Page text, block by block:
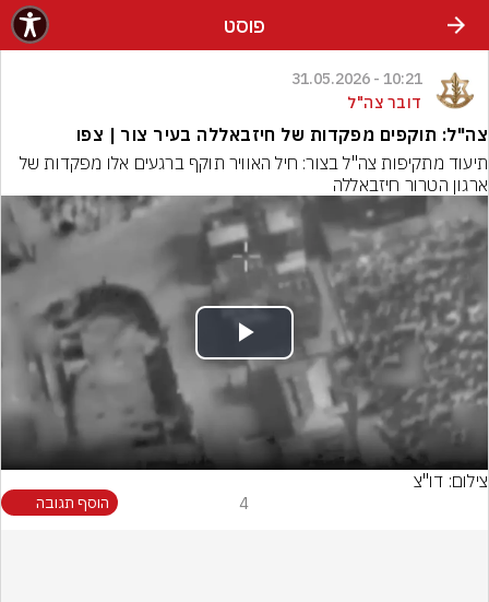
פוסט
10:21 - 31.05.2026
דובר צה"ל
צה"ל: תוקפים מפקדות של חיזבאללה בעיר צור | צפו
ארגון הטרור חיזבאללה
Play
Video
צילום: דו"צ
4 הוסף תגובה